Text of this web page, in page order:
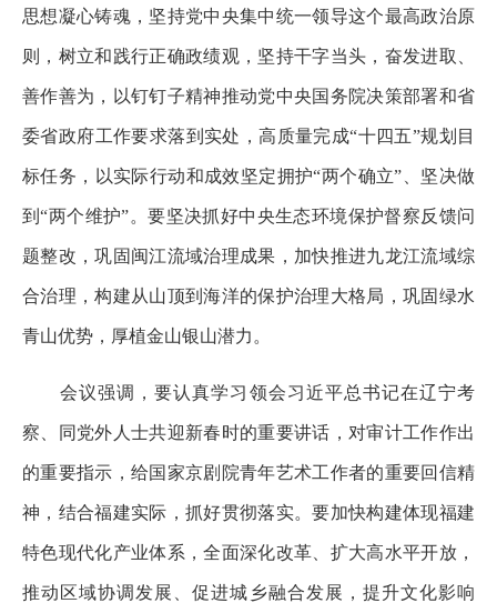
思想凝心铸魂，坚持党中央集中统一领导这个最高政治原
则，树立和践行正确政绩观，坚持干字当头，奋发进取、
善作善为，以钉钉子精神推动党中央国务院决策部署和省
委省政府工作要求落到实处，高质量完成“十四五”规划目
标任务，以实际行动和成效坚定拥护“两个确立”、坚决做
到“两个维护”。要坚决抓好中央生态环境保护督察反馈问
题整改，巩固闽江流域治理成果，加快推进九龙江流域综
合治理，构建从山顶到海洋的保护治理大格局，巩固绿水
青山优势，厚植金山银山潜力。
会议强调，要认真学习领会习近平总书记在辽宁考
察、同党外人士共迎新春时的重要讲话，对审计工作作出
的重要指示，给国家京剧院青年艺术工作者的重要回信精
神，结合福建实际，抓好贯彻落实。要加快构建体现福建
特色现代化产业体系，全面深化改革、扩大高水平开放，
推动区域协调发展、促进城乡融合发展，提升文化影响